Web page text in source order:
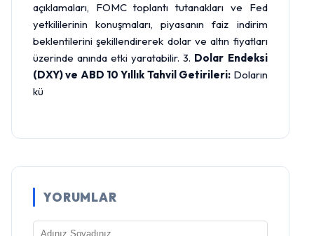
açıklamaları, FOMC toplantı tutanakları ve Fed
yetkililerinin konuşmaları, piyasanın faiz indirim
beklentilerini şekillendirerek dolar ve altın fiyatları
üzerinde anında etki yaratabilir. 3. Dolar Endeksi
(DXY) ve ABD 10 Yıllık Tahvil Getirileri: Doların
kü
YORUMLAR